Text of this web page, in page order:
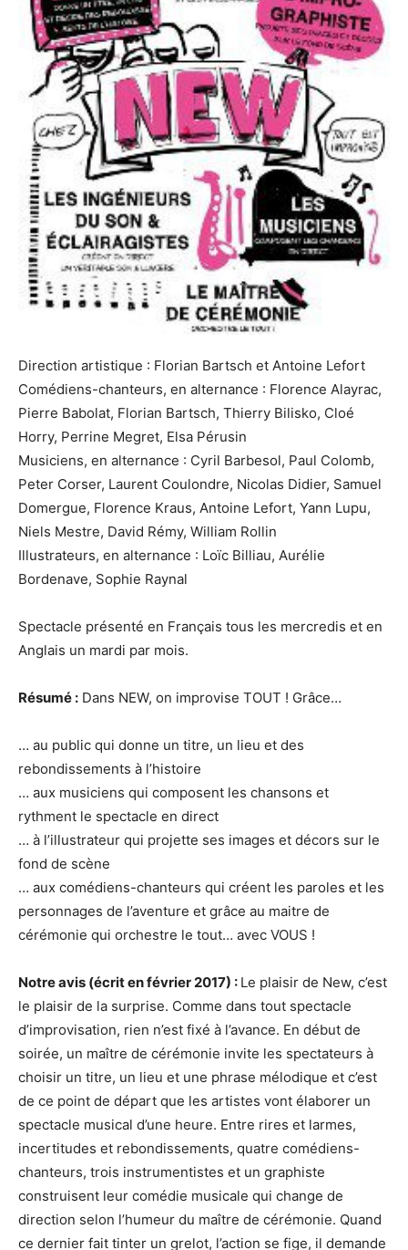
Direction artistique : Florian Bartsch et Antoine Lefort
Comédiens-chanteurs, en alternance : Florence Alayrac,
Pierre Babolat, Florian Bartsch, Thierry Bilisko, Cloé
Horry, Perrine Megret, Elsa Pérusin
Musiciens, en alternance : Cyril Barbesol, Paul Colomb,
Peter Corser, Laurent Coulondre, Nicolas Didier, Samuel
Domergue, Florence Kraus, Antoine Lefort, Yann Lupu,
Niels Mestre, David Rémy, William Rollin
Illustrateurs, en alternance : Loïc Billiau, Aurélie
Bordenave, Sophie Raynal
Spectacle présenté en Français tous les mercredis et en
Anglais un mardi par mois.
Résumé : Dans NEW, on improvise TOUT ! Grâce…
… au public qui donne un titre, un lieu et des
rebondissements à l’histoire
… aux musiciens qui composent les chansons et
rythment le spectacle en direct
… à l’illustrateur qui projette ses images et décors sur le
fond de scène
… aux comédiens-chanteurs qui créent les paroles et les
personnages de l’aventure et grâce au maitre de
cérémonie qui orchestre le tout… avec VOUS !
Notre avis (écrit en février 2017) : Le plaisir de New, c’est
le plaisir de la surprise. Comme dans tout spectacle
d’improvisation, rien n’est fixé à l’avance. En début de
soirée, un maître de cérémonie invite les spectateurs à
choisir un titre, un lieu et une phrase mélodique et c’est
de ce point de départ que les artistes vont élaborer un
spectacle musical d’une heure. Entre rires et larmes,
incertitudes et rebondissements, quatre comédiens-
chanteurs, trois instrumentistes et un graphiste
construisent leur comédie musicale qui change de
direction selon l’humeur du maître de cérémonie. Quand
ce dernier fait tinter un grelot, l’action se fige, il demande